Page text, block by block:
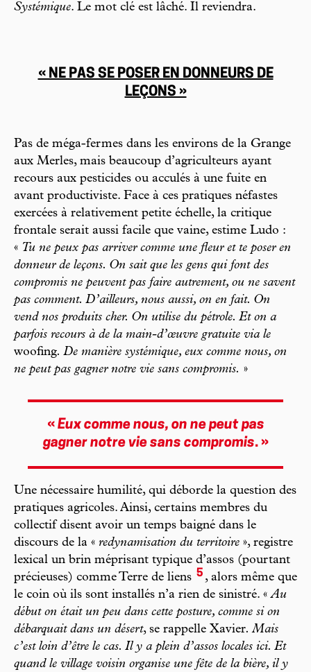
Systémique. Le mot clé est lâché. Il reviendra.
« NE PAS SE POSER EN DONNEURS DE
LEÇONS »
Pas de méga-fermes dans les environs de la Grange
aux Merles, mais beaucoup d’agriculteurs ayant
recours aux pesticides ou acculés à une fuite en
avant productiviste. Face à ces pratiques néfastes
exercées à relativement petite échelle, la critique
frontale serait aussi facile que vaine, estime Ludo :
« Tu ne peux pas arriver comme une fleur et te poser en
donneur de leçons. On sait que les gens qui font des
compromis ne peuvent pas faire autrement, ou ne savent
pas comment. D’ailleurs, nous aussi, on en fait. On
vend nos produits cher. On utilise du pétrole. Et on a
parfois recours à de la main-d’œuvre gratuite via le
woofing. De manière systémique, eux comme nous, on
ne peut pas gagner notre vie sans compromis. »
« Eux comme nous, on ne peut pas
gagner notre vie sans compromis. »
Une nécessaire humilité, qui déborde la question des
pratiques agricoles. Ainsi, certains membres du
collectif disent avoir un temps baigné dans le
discours de la « redynamisation du territoire », registre
lexical un brin méprisant typique d’assos (pourtant
précieuses) comme Terre de liens 5 , alors même que
le coin où ils sont ­installés n’a rien de sinistré. «Au
début on était un peu dans cette posture, comme si on
débarquait dans un désert, se rappelle Xavier. Mais
c’est loin d’être le cas. Il y a plein d’assos locales ici. Et
quand le village voisin organise une fête de la bière, il y